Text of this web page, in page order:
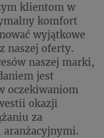
klientom w
komfort
wyjątkowe
naszej oferty.
naszej marki,
jest
oczekiwaniom
okazji
za